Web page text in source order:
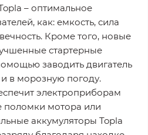
– оптимальное
как: емкость, сила
Кроме того, новые
стартерные
заводить двигатель
в морозную погоду.
электроприборам
поломки мотора или
аккумуляторы Topla